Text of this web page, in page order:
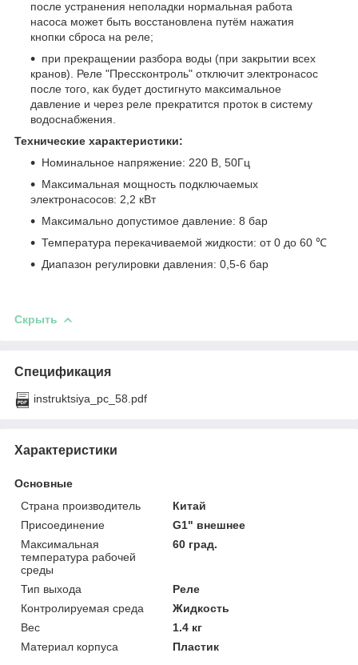
после устранения неполадки нормальная работа
насоса может быть восстановлена путём нажатия
кнопки сброса на реле;
при прекращении разбора воды (при закрытии всех
кранов). Реле "Прессконтроль" отключит электронасос
после того, как будет достигнуто максимальное
давление и через реле прекратится проток в систему
водоснабжения.
Технические характеристики:
Номинальное напряжение: 220 В, 50Гц
Максимальная мощность подключаемых
электронасосов: 2,2 кВт
Максимально допустимое давление: 8 бар
Температура перекачиваемой жидкости: от 0 до 60 ℃
Диапазон регулировки давления: 0,5-6 бар
Скрыть
Спецификация
instruktsiya_pc_58.pdf
Характеристики
Основные
Страна производитель
Китай
Присоединение
G1" внешнее
Максимальная
температура рабочей
среды
60 град.
Тип выхода
Реле
Контролируемая среда
Жидкость
Вес
1.4 кг
Материал корпуса
Пластик